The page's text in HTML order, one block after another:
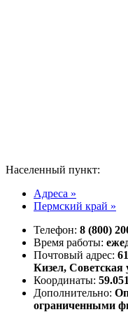
Населенный пункт:
Адреса »
Пермский край »
Телефон: 8 (800)
Время работы:
Почтовый адрес:
Кизел, Советская
Координаты:
Дополнительно:
ограниченными